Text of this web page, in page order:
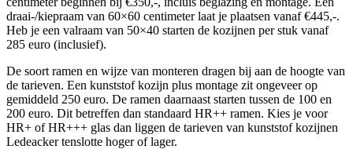
draai-/kiepraam van 60×60 centimeter laat je plaatsen vanaf €445,-.
Heb je een valraam van 50×40 starten de kozijnen per stuk vanaf
285 euro (inclusief).
De soort ramen en wijze van monteren dragen bij aan de hoogte van
de tarieven. Een kunststof kozijn plus montage zit ongeveer op
gemiddeld 250 euro. De ramen daarnaast starten tussen de 100 en
200 euro. Dit betreffen dan standaard HR++ ramen. Kies je voor
HR+ of HR+++ glas dan liggen de tarieven van kunststof kozijnen
Ledeacker tenslotte hoger of lager.